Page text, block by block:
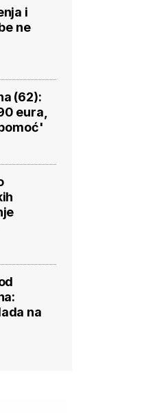
i
ne
(62):
eura,
na